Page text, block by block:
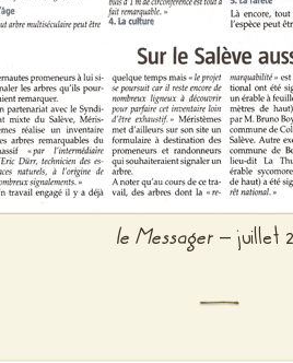
le Messager – juillet